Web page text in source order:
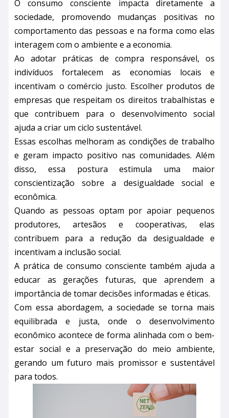
O consumo consciente impacta diretamente a
sociedade, promovendo mudanças positivas no
comportamento das pessoas e na forma como elas
interagem com o ambiente e a economia.
Ao adotar práticas de compra responsável, os
indivíduos fortalecem as economias locais e
incentivam o comércio justo. Escolher produtos de
empresas que respeitam os direitos trabalhistas e
que contribuem para o desenvolvimento social
ajuda a criar um ciclo sustentável.
Essas escolhas melhoram as condições de trabalho
e geram impacto positivo nas comunidades. Além
disso, essa postura estimula uma maior
conscientização sobre a desigualdade social e
econômica.
Quando as pessoas optam por apoiar pequenos
produtores, artesãos e cooperativas, elas
contribuem para a redução da desigualdade e
incentivam a inclusão social.
A prática de consumo consciente também ajuda a
educar as gerações futuras, que aprendem a
importância de tomar decisões informadas e éticas.
Com essa abordagem, a sociedade se torna mais
equilibrada e justa, onde o desenvolvimento
econômico acontece de forma alinhada com o bem-
estar social e a preservação do meio ambiente,
gerando um futuro mais promissor e sustentável
para todos.